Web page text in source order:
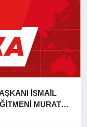
İSMAİL
MURAT